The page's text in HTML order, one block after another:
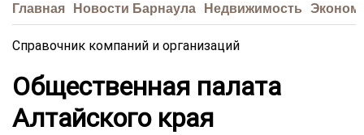
Главная Новости Барнаула Недвижимость
Справочник компаний и организаций
Общественная палата
Алтайского края